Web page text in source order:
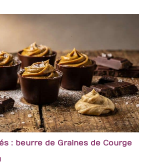
: beurre de Graines de Courge